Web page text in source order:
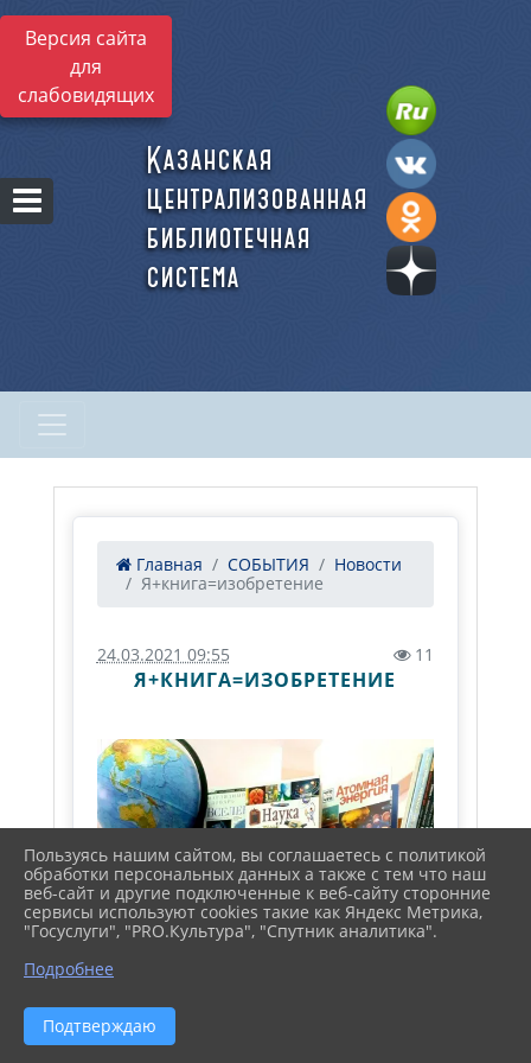
Версия сайта
для
слабовидящих
Казанская
централизованная
библиотечная
система
Главная СОБЫТИЯ
Новости
Я+книга=изобретение
24.03.2021 09:55 11
Я+КНИГА=ИЗОБРЕТЕНИЕ
Пользуясь нашим сайтом, вы соглашаетесь с политикой
обработки персональных данных а также с тем что наш
веб-сайт и другие подключенные к веб-сайту сторонние
сервисы используют cookies такие как Яндекс Метрика,
"Госуслуги", "PRO.Культура", "Спутник аналитика".
Подробнее
Подтверждаю